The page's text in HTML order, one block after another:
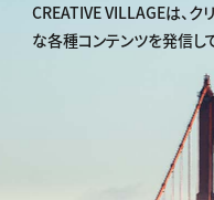
CREATIVE VILLAGEは、ク
な各種コンテンツを発信し